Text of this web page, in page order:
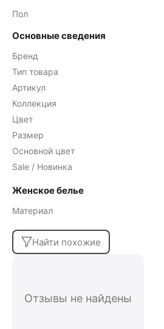
Пол
Основные сведения
Бренд
Тип товара
Артикул
Коллекция
Цвет
Размер
Основной цвет
Sale / Новинка
Женское белье
Материал
Найти похожие
Отзывы не найдены